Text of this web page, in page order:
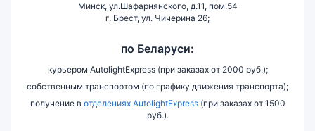
Минск, ул.Шафарнянского, д.11, пом.54
г. Брест, ул. Чичерина 26;
по Беларуси:
курьером AutolightExpress (при заказах от 2000 руб.);
собственным транспортом (по графику движения транспорта);
получение в отделениях AutolightExpress(при заказах от 1500
руб.).